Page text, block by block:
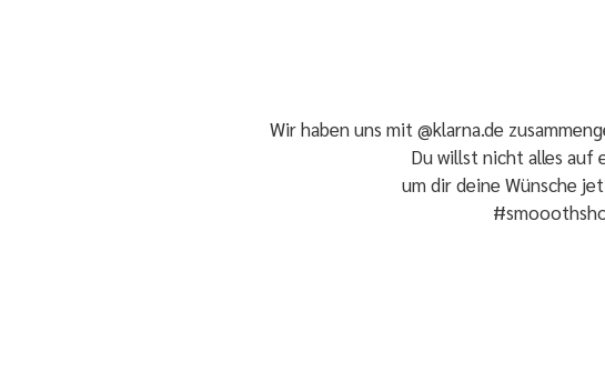
Wir haben uns mit @klarna.de
Du willst nicht alles auf
um dir deine Wünsche